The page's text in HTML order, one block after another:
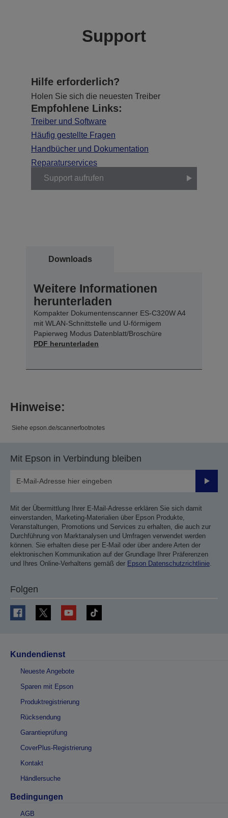
Support
Hilfe erforderlich?
Holen Sie sich die neuesten Treiber
Empfohlene Links:
Treiber und Software
Häufig gestellte Fragen
Handbücher und Dokumentation
Reparaturservices
Support aufrufen
Downloads
Weitere Informationen
herunterladen
Kompakter Dokumentenscanner ES-C320W A4
mit WLAN-Schnittstelle und U-förmigem
Papierweg Modus Datenblatt/Broschüre
PDF herunterladen
Hinweise:
Siehe epson.de/scannerfootnotes
Mit Epson in Verbindung bleiben
Mit der Übermittlung Ihrer E-Mail-Adresse erklären Sie sich damit
einverstanden, Marketing-Materialien über Epson Produkte,
Veranstaltungen, Promotions und Services zu erhalten, die auch zur
Durchführung von Marktanalysen und Umfragen verwendet werden
können. Sie erhalten diese per E-Mail oder über andere Arten der
elektronischen Kommunikation auf der Grundlage Ihrer Präferenzen
und Ihres Online-Verhaltens gemäß der Epson Datenschutzrichtlinie
Folgen
Kundendienst
Neueste Angebote
Sparen mit Epson
Produktregistrierung
Rücksendung
Garantieprüfung
CoverPlus-Registrierung
Kontakt
Händlersuche
Bedingungen
AGB